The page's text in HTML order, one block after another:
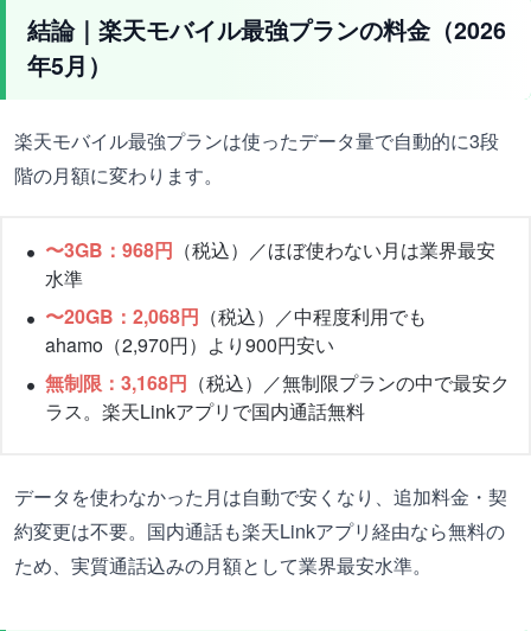
結論｜楽天モバイル最強プランの料金（2026
年5月）
楽天モバイル最強プランは使ったデータ量で自動的に3段
階の月額に変わります。
〜3GB：968円 （税込）／ほぼ使わない月は業界最安
水準
〜20GB：2,068円 （税込）／中程度利用でも
ahamo（2,970円）より900円安い
無制限：3,168円 （税込）／無制限プランの中で最安ク
ラス。楽天Linkアプリで国内通話無料
データを使わなかった月は自動で安くなり、追加料金・契
約変更は不要。国内通話も楽天Linkアプリ経由なら無料の
ため、実質通話込みの月額として業界最安水準。